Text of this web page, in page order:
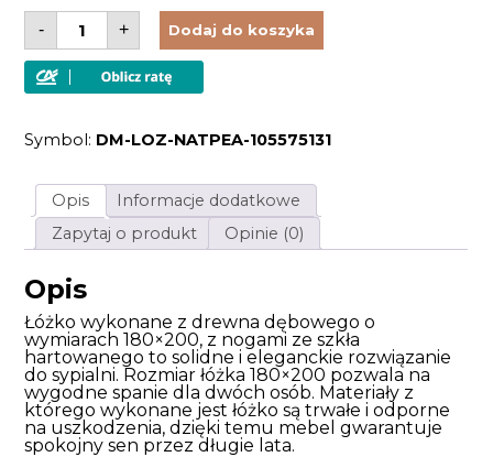
-
ilość
Łóżko
z
drewna
dębowego
ze
180x200
+ Dodaj do koszyka
Symbol: DM-LOZ-NATPEA-105575131
Opis
Informacje dodatkowe
Zapytaj o produkt
Opinie (0)
Opis
Łóżko wykonane z drewna dębowego o
wymiarach 180×200, z nogami ze szkła
hartowanego to solidne i eleganckie rozwiązanie
do sypialni. Rozmiar łóżka 180×200 pozwala na
wygodne spanie dla dwóch osób. Materiały z
którego wykonane jest łóżko są trwałe i odporne
na uszkodzenia, dzięki temu mebel gwarantuje
spokojny sen przez długie lata.